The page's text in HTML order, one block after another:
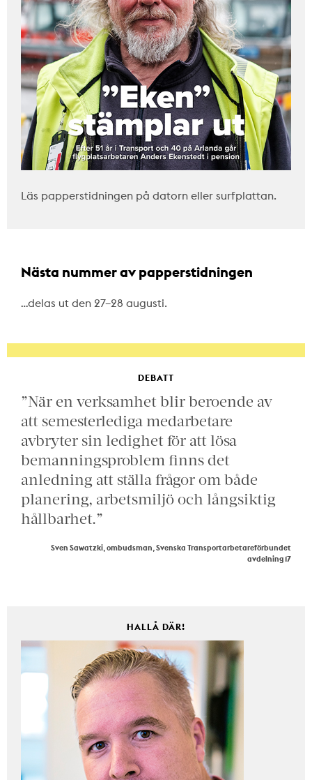
Läs papperstidningen på datorn eller surfplattan.
Nästa nummer av papperstidningen
…delas ut den 27–28 augusti.
DEBATT
”När en verksamhet blir beroende av
att semesterlediga medarbetare
avbryter sin ledighet för att lösa
bemanningsproblem finns det
anledning att ställa frågor om både
planering, arbetsmiljö och långsiktig
hållbarhet.”
Sven Sawatzki, ombudsman, Svenska Transportarbetareförbundet
avdelning 17
HALLÅ DÄR!